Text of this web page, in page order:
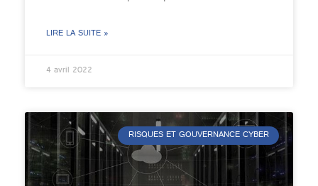
LIRE LA SUITE »
4 avril 2022
RISQUES ET GOUVERNANCE CYBER